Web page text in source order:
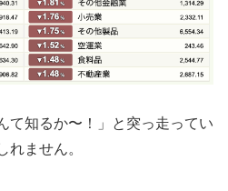
て知るか〜！」と突っ走ってい
れません。